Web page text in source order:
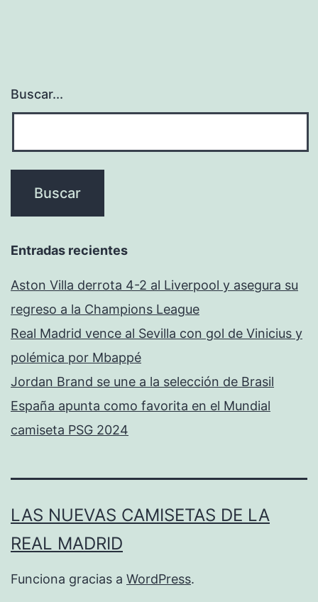
Buscar...
Entradas recientes
Aston Villa derrota 4-2 al Liverpool y asegura su
regreso a la Champions League
Real Madrid vence al Sevilla con gol de Vinicius y
polémica por Mbappé
Jordan Brand se une a la selección de Brasil
España apunta como favorita en el Mundial
camiseta PSG 2024
LAS NUEVAS CAMISETAS DE LA
REAL MADRID
Funciona gracias a WordPress.